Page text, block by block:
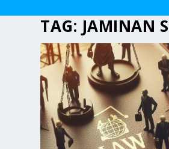
TAG: JAMINAN